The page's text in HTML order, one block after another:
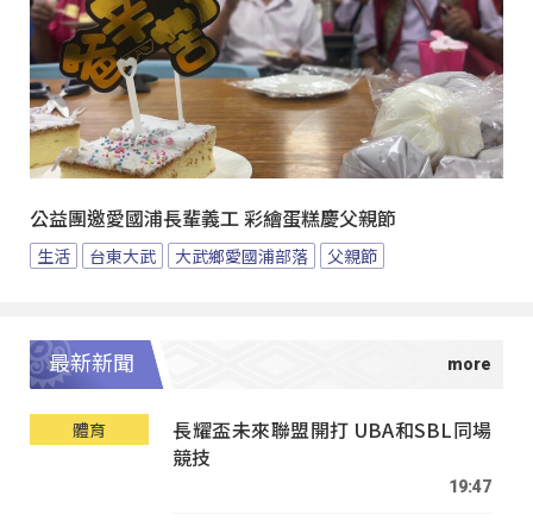
公益團邀愛國浦長輩義工 彩繪蛋糕慶父親節
生活 台東大武 大武鄉愛國浦部落 父親節
最新新聞
體育
長耀盃未來聯盟開打 UBA和SBL同場
競技
19:47